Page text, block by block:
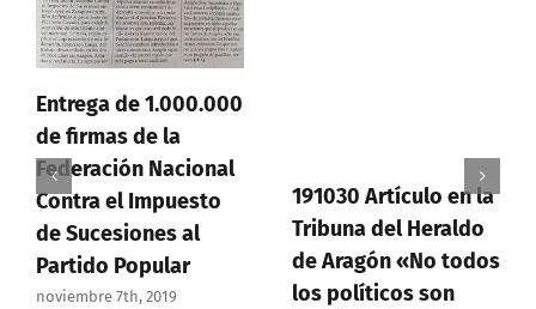
Entrega de 1.000.000
de firmas de la
Federación Nacional
Contra el Impuesto
de Sucesiones al
Partido Popular
noviembre 7th, 2019
191030 Artículo en la
Tribuna del Heraldo
de Aragón «No todos
los políticos son